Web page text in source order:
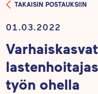
TAKAISIN POSTAUKSIIN
01.03.2022
työn ohella